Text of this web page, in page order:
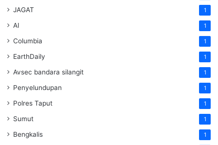
JAGAT 1
AI 1
Columbia 1
EarthDaily 1
Avsec bandara silangit 1
Penyelundupan 1
Polres Taput 1
Sumut 1
Bengkalis 1